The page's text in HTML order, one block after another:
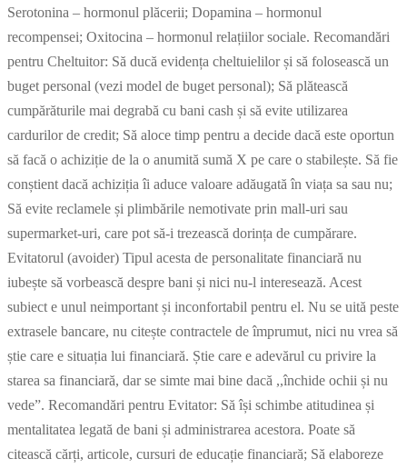
Serotonina – hormonul plăcerii; Dopamina – hormonul
recompensei; Oxitocina – hormonul relațiilor sociale. Recomandări
pentru Cheltuitor: Să ducă evidența cheltuielilor și să folosească un
buget personal (vezi model de buget personal); Să plătească
cumpărăturile mai degrabă cu bani cash și să evite utilizarea
cardurilor de credit; Să aloce timp pentru a decide dacă este oportun
să facă o achiziție de la o anumită sumă X pe care o stabilește. Să fie
conștient dacă achiziția îi aduce valoare adăugată în viața sa sau nu;
Să evite reclamele și plimbările nemotivate prin mall-uri sau
supermarket-uri, care pot să-i trezească dorința de cumpărare.
Evitatorul (avoider) Tipul acesta de personalitate financiară nu
iubește să vorbească despre bani și nici nu-l interesează. Acest
subiect e unul neimportant și inconfortabil pentru el. Nu se uită peste
extrasele bancare, nu citește contractele de împrumut, nici nu vrea să
știe care e situația lui financiară. Știe care e adevărul cu privire la
starea sa financiară, dar se simte mai bine dacă ,,închide ochii și nu
vede”. Recomandări pentru Evitator: Să își schimbe atitudinea și
mentalitatea legată de bani și administrarea acestora. Poate să
citească cărți, articole, cursuri de educație financiară; Să elaboreze